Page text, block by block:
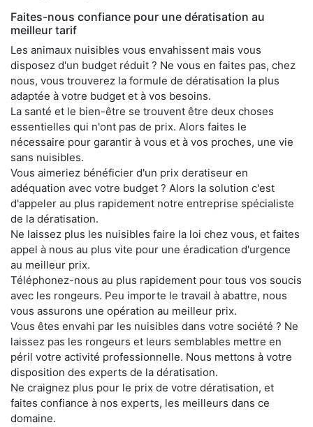
Faites-nous confiance pour une dératisation au
meilleur tarif
Les animaux nuisibles vous envahissent mais vous
disposez d'un budget réduit ? Ne vous en faites pas, chez
nous, vous trouverez la formule de dératisation la plus
adaptée à votre budget et à vos besoins.
La santé et le bien-être se trouvent être deux choses
essentielles qui n'ont pas de prix. Alors faites le
nécessaire pour garantir à vous et à vos proches, une vie
sans nuisibles.
Vous aimeriez bénéficier d'un prix deratiseur en
adéquation avec votre budget ? Alors la solution c'est
d'appeler au plus rapidement notre entreprise spécialiste
de la dératisation.
Ne laissez plus les nuisibles faire la loi chez vous, et faites
appel à nous au plus vite pour une éradication d'urgence
au meilleur prix.
Téléphonez-nous au plus rapidement pour tous vos soucis
avec les rongeurs. Peu importe le travail à abattre, nous
vous assurons une opération au meilleur prix.
Vous êtes envahi par les nuisibles dans votre société ? Ne
laissez pas les rongeurs et leurs semblables mettre en
péril votre activité professionnelle. Nous mettons à votre
disposition des experts de la dératisation.
Ne craignez plus pour le prix de votre dératisation, et
faites confiance à nos experts, les meilleurs dans ce
domaine.